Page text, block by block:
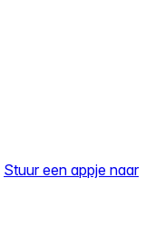
Stuur een appje naar